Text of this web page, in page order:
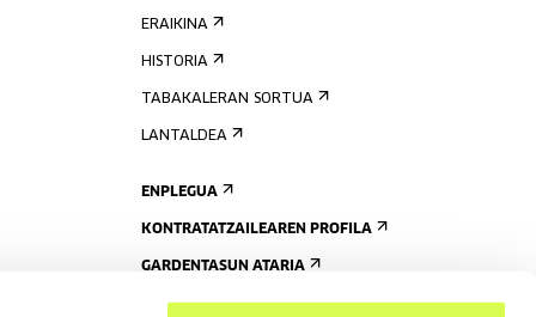
ERAIKINA
HISTORIA
TABAKALERAN SORTUA
LANTALDEA
ENPLEGUA
KONTRATATZAILEAREN PROFILA
GARDENTASUN ATARIA